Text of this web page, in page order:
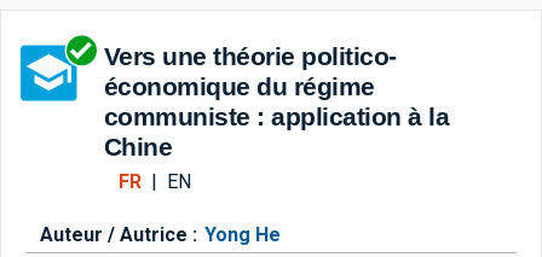
Aller directement à la barre
Vers une théorie politico-
économique du régime
communiste : application à la
Chine
FR| EN
Auteur / Autrice : Yong He